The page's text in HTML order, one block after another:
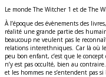
Le monde The Witcher 1 et de The
À l’époque des évènements des
réalité une grande partie des
beaucoup ne veulent pas le
relations interethniques. Car là où
peu bon enfant, c’est que le
n’y est pas occulté, bien au
et les hommes ne s’entendent pas